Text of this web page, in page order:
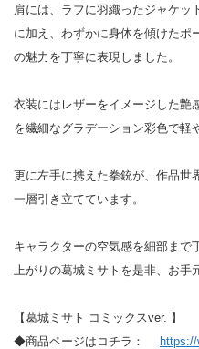
肩には、ラフに羽織ったジャケッ
に加え、わずかに身体を傾けたポ
の魅力を丁寧に表現しました。
衣装にはレザーをイメージした艶
を繊細なグラデーション彩色で軽
更に左手に携えた拳銃が、作品世
一層引き立てています。
キャラクターの空気感を細部まで
上がりの葛城ミサトを是非、お手
【葛城ミサト コミックスver. 】
◆商品ページはコチラ： https://